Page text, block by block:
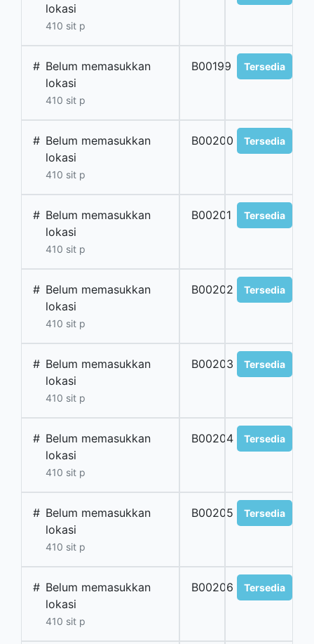
lokasi
410 sit p
# Belum memasukkan
lokasi
410 sit p
B00199 Tersedia
# Belum memasukkan
lokasi
410 sit p
B00200 Tersedia
# Belum memasukkan
lokasi
410 sit p
B00201 Tersedia
# Belum memasukkan
lokasi
410 sit p
B00202 Tersedia
# Belum memasukkan
lokasi
410 sit p
B00203 Tersedia
# Belum memasukkan
lokasi
410 sit p
B00204 Tersedia
# Belum memasukkan
lokasi
410 sit p
B00205 Tersedia
# Belum memasukkan
lokasi
410 sit p
B00206 Tersedia